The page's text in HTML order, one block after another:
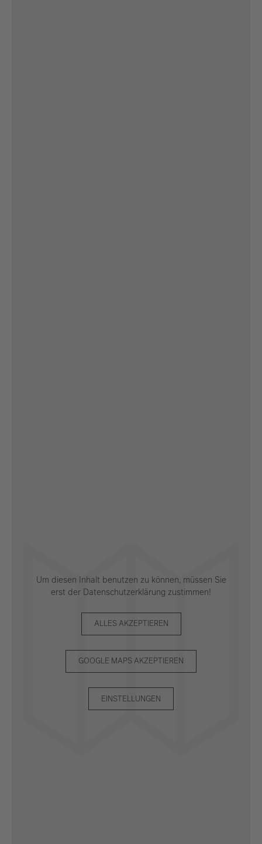
Um diesen Inhalt benutzen zu können, müssen Sie
erst der Datenschutzerklärung zustimmen!
ALLES AKZEPTIEREN
GOOGLE MAPS AKZEPTIEREN
EINSTELLUNGEN